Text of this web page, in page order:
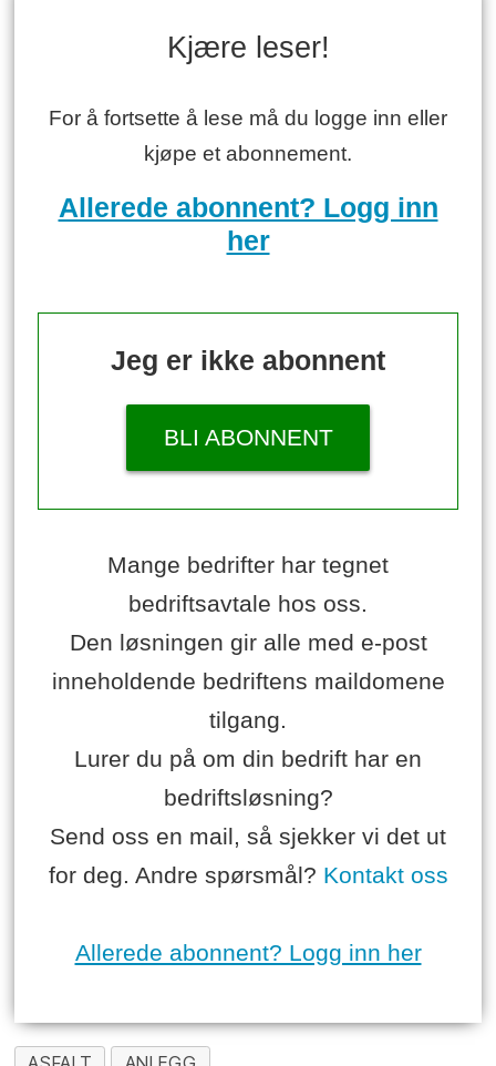
Kjære leser!
For å fortsette å lese må du logge inn eller
kjøpe et abonnement.
Allerede abonnent? Logg inn
her
Jeg er ikke abonnent
BLI ABONNENT
Mange bedrifter har tegnet
bedriftsavtale hos oss.
Den løsningen gir alle med e-post
inneholdende bedriftens maildomene
tilgang.
Lurer du på om din bedrift har en
bedriftsløsning?
Send oss en mail, så sjekker vi det ut
for deg. Andre spørsmål? Kontakt oss
Allerede abonnent? Logg inn her